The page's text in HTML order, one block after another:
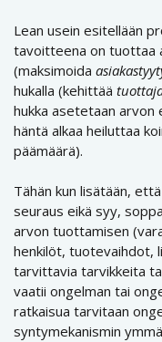
Lean usein esitellään
tavoitteena on tuottaa
(maksimoida
hukalla (kehittää
hukka asetetaan arvon
häntä alkaa heiluttaa
päämäärä).
Tähän kun lisätään,
seuraus eikä syy,
arvon tuottamisen
henkilöt, tuotevaihdot,
tarvittavia tarvikkeita
vaatii ongelman tai
ratkaisua tarvitaan
syntymekanismin